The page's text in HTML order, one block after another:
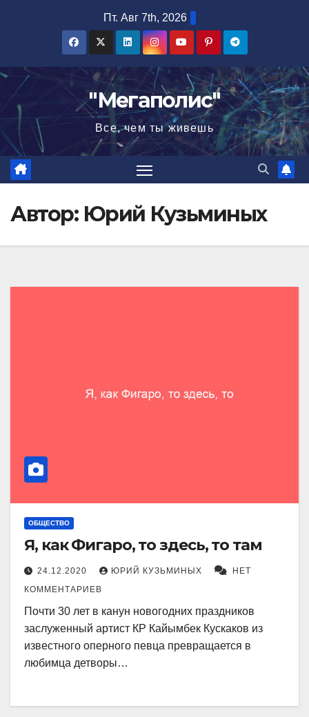
Пт. Авг 7th, 2026
"Мегаполис"
Все, чем ты живешь
Автор: Юрий Кузьминых
ОБЩЕСТВО
Я, как Фигаро, то здесь, то там
24.12.2020 ЮРИЙ КУЗЬМИНЫХ
НЕТ
КОММЕНТАРИЕВ
Почти 30 лет в канун новогодних праздников
заслуженный артист КР Кайымбек Кускаков из
известного оперного певца превращается в
любимца детворы…